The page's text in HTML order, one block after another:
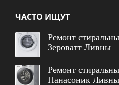
ЧАСТО ИЩУТ
Ремонт
Зероватт Ливны
Ремонт
Панасоник Ливны